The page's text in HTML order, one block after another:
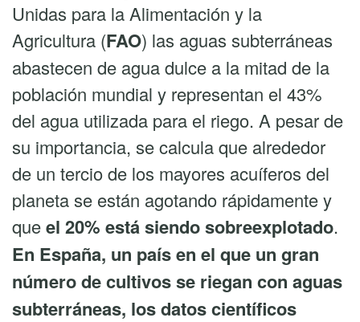
Unidas para la Alimentación y la
Agricultura (FAO) las aguas subterráneas
abastecen de agua dulce a la mitad de la
población mundial y representan el 43%
del agua utilizada para el riego. A pesar de
su importancia, se calcula que alrededor
de un tercio de los mayores acuíferos del
planeta se están agotando rápidamente y
queel 20% está siendo sobreexplotado.
En España, un país en el que un gran
número de cultivos se riegan con aguas
subterráneas, los datos científicos